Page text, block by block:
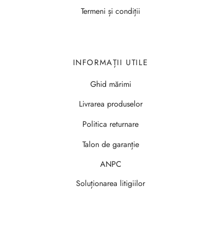
Termeni și condiții
INFORMAȚII UTILE
Ghid mărimi
Livrarea produselor
Politica returnare
Talon de garanție
ANPC
Soluționarea litigiilor